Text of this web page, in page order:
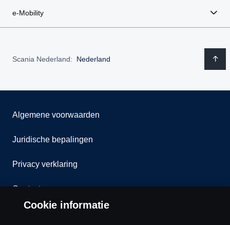
e-Mobility
Scania Nederland: Nederland
Algemene voorwaarden
Juridische bepalingen
Privacy verklaring
Contact
Cookie informatie